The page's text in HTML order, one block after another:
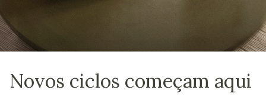
Novos ciclos começam aqui